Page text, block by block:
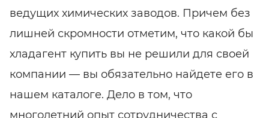
ведущих химических заводов. Причем без
лишней скромности отметим, что какой бы
хладагент купить вы не решили для своей
компании — вы обязательно найдете его в
нашем каталоге. Дело в том, что
многолетний опыт сотрудничества с